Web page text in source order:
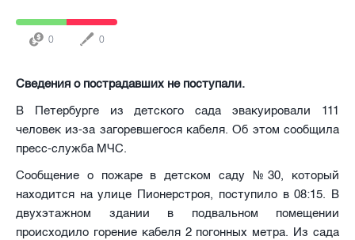
0 0
Сведения о пострадавших не поступали.
В Петербурге из детского сада эвакуировали 111
человек из-за загоревшегося кабеля. Об этом сообщила
пресс-служба МЧС.
Сообщение о пожаре в детском саду №30, который
находится на улице Пионерстроя, поступило в 08:15. В
двухэтажном здании в подвальном помещении
происходило горение кабеля 2 погонных метра. Из сада